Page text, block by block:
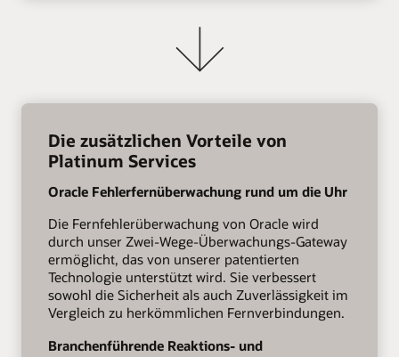
Die zusätzlichen Vorteile von
Platinum Services
Oracle Fehlerfernüberwachung rund um die Uhr
Die Fernfehlerüberwachung von Oracle wird
durch unser Zwei-Wege-Überwachungs-Gateway
ermöglicht, das von unserer patentierten
Technologie unterstützt wird. Sie verbessert
sowohl die Sicherheit als auch Zuverlässigkeit im
Vergleich zu herkömmlichen Fernverbindungen.
Branchenführende Reaktions- und